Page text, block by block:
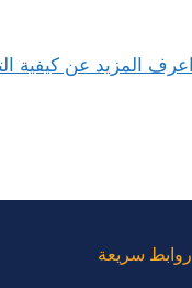
اعرف المزيد عن كيفية
روابط سريعة